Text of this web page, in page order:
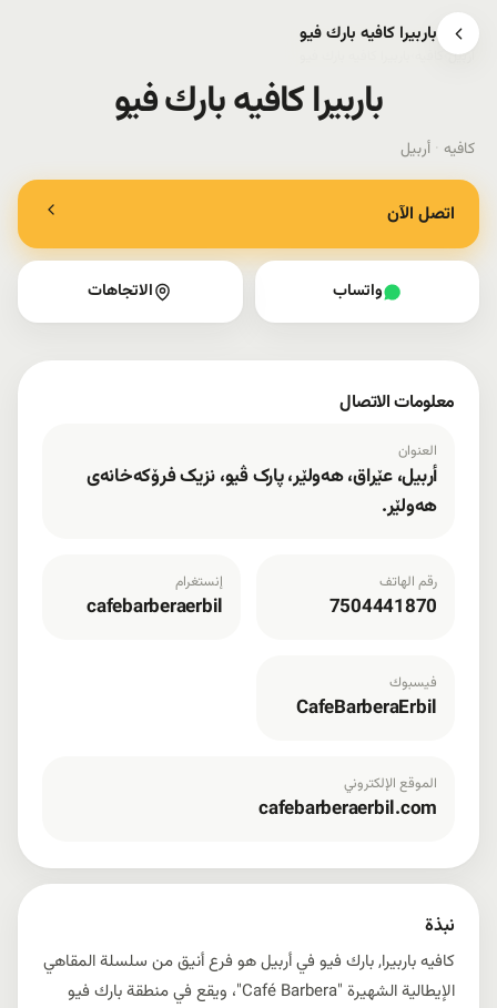
باربيرا كافيه بارك فيو
أربيل›
باربيرا كافيه بارك فيو
كافيه · أربيل
نبذة
كافيه باربيرا, بارك فيو في أربيل هو فرع أنيق من سلسلة المقاهي
الإيطالية الشهيرة "Café Barbera"، ويقع في منطقة بارك فيو
اتصل الآن
واتساب الاتجاهات
معلومات الاتصال
العنوان
أربيل، عێراق، هەولێر، پارک ڤیو، نزیک فرۆکەخانەی
هەولێر.
رقم الهاتف
7504441870
إنستغرام
cafebarberaerbil
فيسبوك
CafeBarberaErbil
الموقع الإلكتروني
cafebarberaerbil.com